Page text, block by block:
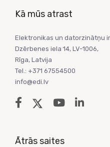
Kā mūs atrast
Elektronikas un datorzinātņu
Dzērbenes iela 14, LV-1006,
Rīga, Latvija
Tel.: +371 67554500
info@edi.lv
Ātrās saites